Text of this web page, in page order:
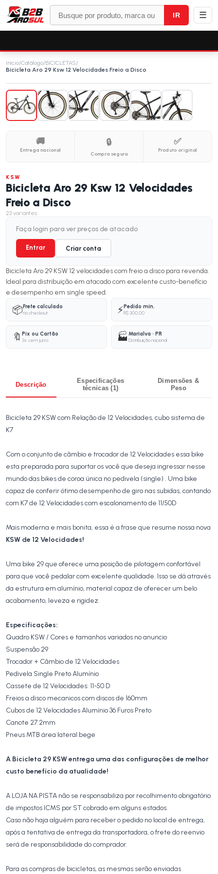
IR ☰
Início/Catálogo/BICICLETAS/
Bicicleta Aro 29 Ksw 12 Velocidades Freio a Disco
🚚
Entrega nacional
🔒
Compra segura
✅
Produto original
KSW
Bicicleta Aro 29 Ksw 12 Velocidades
Freio a Disco
23 variantes
Faça login para ver preços de atacado
Entrar Criar conta
Bicicleta Aro 29 KSW 12 velocidades com freio a disco para revenda.
Ideal para distribuição em atacado com excelente custo-benefício
e desempenho em single speed.
📦Frete calculado
no checkout
⚡Pedido mín.
R$ 300,00
🔖 Pix ou Cartão
3x sem juros
🏭 Marialva · PR
Distribuição nacional
Descrição
Especificações
técnicas (1)
Dimensões &
Peso
Bicicleta 29 KSW com Relação de 12 Velocidades, cubo sistema de
K7
Com o conjunto de câmbio e trocador de 12 Velocidades essa bike
esta preparada para suportar os você que deseja ingressar nesse
mundo das bikes de coroa única no pedivela (single) . Uma bike
capaz de conferir ótimo desempenho de giro nas subidas, contando
com K7 de 12 Velocidades com escalonamento de 11/50D
Mais moderna e mais bonita, essa é a frase que resume nossa nova
KSW de 12 Velocidades!
Uma bike 29 que oferece uma posição de pilotagem confortável
para que você pedalar com excelente qualidade. Isso se dá através
da estrutura em alumínio, material capaz de oferecer um belo
acabamento, leveza e rigidez.
Especificações:
Quadro KSW / Cores e tamanhos variados no anuncio
Suspensão 29
Trocador + Câmbio de 12 Velocidades
Pedivela Single Preto Alumínio
Cassete de 12 Velocidades: 11-50 D
Freios a disco mecanicos com discos de 160mm
Cubos de 12 Velocidades Alumínio 36 Furos Preto
Canote 27.2mm
Pneus MTB área lateral bege
A Bicicleta 29 KSW entrega uma das configurações de melhor
custo benefício da atualidade!
A LOJA NA PISTA não se responsabiliza por recolhimento obrigatório
de impostos ICMS por ST cobrado em alguns estados.
Caso não haja alguém para receber o pedido no local de entrega,
após a tentativa de entrega da transportadora, o frete do reenvio
será de responsabilidade do comprador.
Para as compras de bicicletas, as mesmas serão enviadas